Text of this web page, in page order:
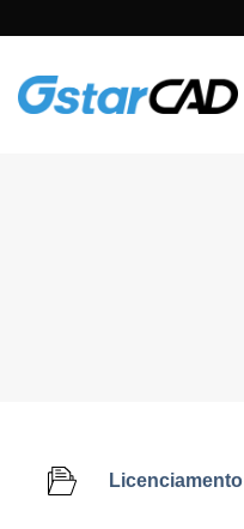
content
Licenciamento